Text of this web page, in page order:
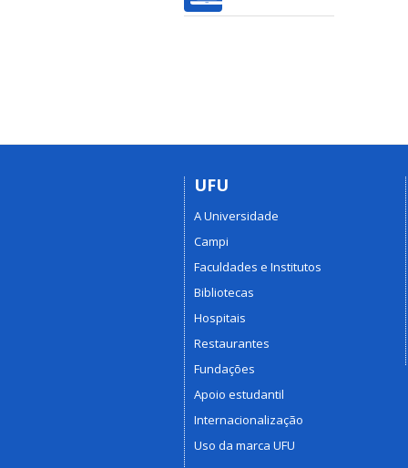
UFU
A Universidade
Campi
Faculdades e Institutos
Bibliotecas
Hospitais
Restaurantes
Fundações
Apoio estudantil
Internacionalização
Uso da marca UFU